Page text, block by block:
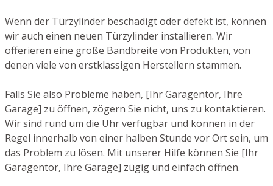
Wenn der Türzylinder beschädigt oder defekt ist, können
wir auch einen neuen Türzylinder installieren. Wir
offerieren eine große Bandbreite von Produkten, von
denen viele von erstklassigen Herstellern stammen.
Falls Sie also Probleme haben, [Ihr Garagentor, Ihre
Garage] zu öffnen, zögern Sie nicht, uns zu kontaktieren.
Wir sind rund um die Uhr verfügbar und können in der
Regel innerhalb von einer halben Stunde vor Ort sein, um
das Problem zu lösen. Mit unserer Hilfe können Sie [Ihr
Garagentor, Ihre Garage] zügig und einfach öffnen.